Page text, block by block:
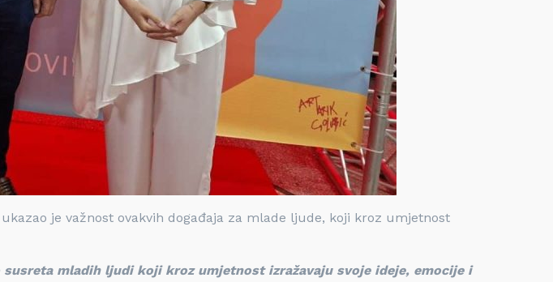
je važnost ovakvih događaja za mlade ljude, koji kroz umjetnost
mladih ljudi koji kroz umjetnost izražavaju svoje ideje, emocije i